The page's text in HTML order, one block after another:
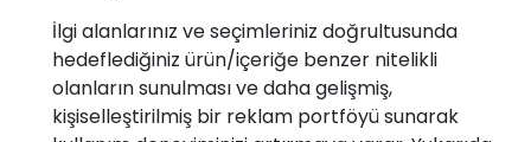
İlgi alanlarınız ve seçimleriniz doğrultusunda
hedeflediğiniz ürün/içeriğe benzer nitelikli
olanların sunulması ve daha gelişmiş,
kişiselleştirilmiş bir reklam portföyü sunarak